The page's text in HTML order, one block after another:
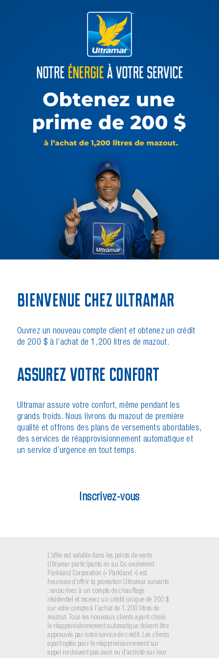
Bienvenue chez Ultramar
Ouvrez un nouveau compte client et obtenez un crédit
de 200 $ à l’achat de 1,200 litres de mazout.
Assurez Votre Confort
Ultramar assure votre confort, même pendant les
grands froids. Nous livrons du mazout de première
qualité et offrons des plans de versements abordables,
des services de réapprovisionnement automatique et
un service d’urgence en tout temps.
Inscrivez-vous
L’offre est valable dans les points de vente
Ultramar participants en au Qc seulement.
Parkland Corporation (« Parkland ») est
heureuse d’offrir la promotion Ultramar suivante
: souscrivez à un compte de chauffage
résidentiel et recevez un crédit unique de 200 $
sur votre compte à l’achat de 1,200 litres de
mazout. Tous les nouveaux clients ayant choisi
le réapprovisionnement automatique doivent être
approuvés par notre service de crédit. Les clients
ayant optés pour le réapprovisionnement sur
appel ne doivent pas avoir eu d’activité sur leur